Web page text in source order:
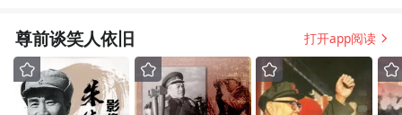
尊前谈笑人依旧 打开app阅读